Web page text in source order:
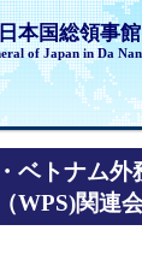
本国総領事館
of Japan in Da
ベトナム
WPS)関連